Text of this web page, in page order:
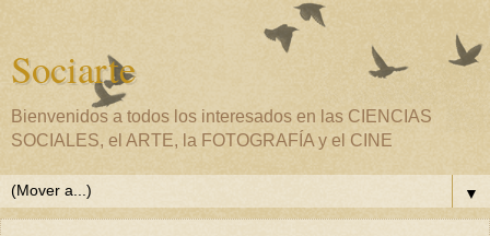
Sociarte
Bienvenidos a todos los interesados en las CIENCIAS
SOCIALES, el ARTE, la FOTOGRAFÍA y el CINE
▼